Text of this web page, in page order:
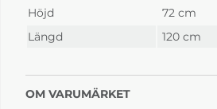
Höjd
72 cm
Längd
120 cm
OM VARUMÄRKET